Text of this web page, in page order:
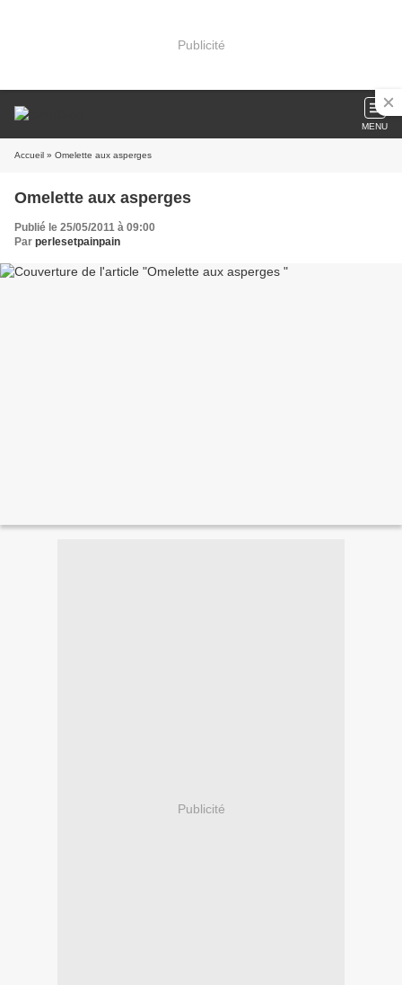
Publicité
MENU
Accueil » Omelette aux asperges
Omelette aux asperges
Publié le 25/05/2011 à 09:00
Par perlesetpainpain
Publicité